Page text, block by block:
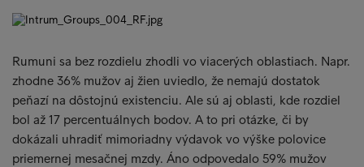
Rumuni sa bez rozdielu zhodli vo viacerých oblastiach. Napr.
zhodne 36% mužov aj žien uviedlo, že nemajú dostatok
peňazí na dôstojnú existenciu. Ale sú aj oblasti, kde rozdiel
bol až 17 percentuálnych bodov. A to pri otázke, či by
dokázali uhradiť mimoriadny výdavok vo výške polovice
priemernej mesačnej mzdy. Áno odpovedalo 59% mužov